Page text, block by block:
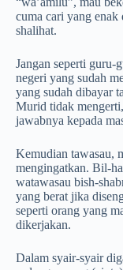
cuma cari yang enak
shalihat.
Jangan seperti guru-
negeri yang sudah
yang sudah dibayar
Murid tidak
jawabnya kepada
Kemudian tawasau,
mengingatkan. Bil-
watawasau bish-
yang berat jika
seperti orang yang
dikerjakan.
Dalam syair-syair